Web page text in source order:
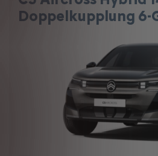
Doppelkupplung 6-